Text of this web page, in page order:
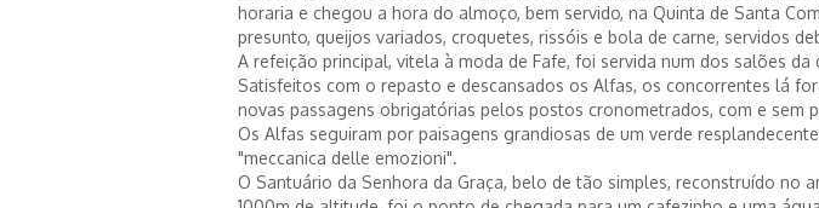
horaria e chegou a hora do almoço, bem servido, na Quinta de Santa
presunto, queijos variados, croquetes, rissóis e bola de carne, servidos
A refeição principal, vitela à moda de Fafe, foi servida num dos salões
Satisfeitos com o repasto e descansados os Alfas, os concorrentes lá
novas passagens obrigatórias pelos postos cronometrados, com e sem
Os Alfas seguiram por paisagens grandiosas de um verde
"meccanica delle emozioni".
O Santuário da Senhora da Graça, belo de tão simples, reconstruído no